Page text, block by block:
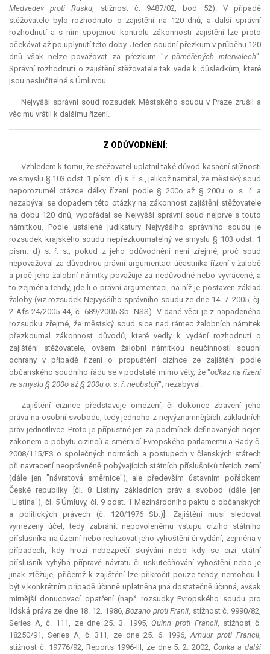
Medvedev proti Rusku, stížnost č. 9487/02, bod 52). V případě
stěžovatele bylo rozhodnuto o zajištění na 120 dnů, a další správní
rozhodnutí a s ním spojenou kontrolu zákonnosti zajištění lze proto
očekávat až po uplynutí této doby. Jeden soudní přezkum v průběhu 120
dnů však nelze považovat za přezkum "v přiměřených intervalech".
Správní rozhodnutí o zajištění stěžovatele tak vede k důsledkům, které
jsou neslučitelné s Úmluvou.
Nejvyšší správní soud rozsudek Městského soudu v Praze zrušil a
věc mu vrátil k dalšímu řízení.
Z ODŮVODNĚNÍ:
Vzhledem k tomu, že stěžovatel uplatnil také důvod kasační stížnosti
ve smyslu § 103 odst. 1 písm. d) s. ř. s., jelikož namítal, že městský soud
neporozuměl otázce délky řízení podle § 200o až § 200u o. s. ř. a
nezabýval se dopadem této otázky na zákonnost zajištění stěžovatele
na dobu 120 dnů, vypořádal se Nejvyšší správní soud nejprve s touto
námitkou. Podle ustálené judikatury Nejvyššího správního soudu je
rozsudek krajského soudu nepřezkoumatelný ve smyslu § 103 odst. 1
písm. d) s. ř. s., pokud z jeho odůvodnění není zřejmé, proč soud
nepovažoval za důvodnou právní argumentaci účastníka řízení v žalobě
a proč jeho žalobní námitky považuje za nedůvodné nebo vyvrácené, a
to zejména tehdy, jde-li o právní argumentaci, na níž je postaven základ
žaloby (viz rozsudek Nejvyššího správního soudu ze dne 14. 7. 2005, čj.
2 Afs 24/2005-44, č. 689/2005 Sb. NSS). V dané věci je z napadeného
rozsudku zřejmé, že městský soud sice nad rámec žalobních námitek
přezkoumal zákonnost důvodů, které vedly k vydání rozhodnutí o
zajištění stěžovatele, ovšem žalobní námitkou neúčinnosti soudní
ochrany v případě řízení o propuštění cizince ze zajištění podle
občanského soudního řádu se v podstatě mimo věty, že "odkaz na řízení
ve smyslu § 200o až § 200u o. s. ř. neobstojí", nezabýval.
Zajištění cizince představuje omezení, či dokonce zbavení jeho
práva na osobní svobodu; tedy jednoho z nejvýznamnějších základních
práv jednotlivce. Proto je přípustné jen za podmínek definovaných nejen
zákonem o pobytu cizinců a směrnicí Evropského parlamentu a Rady č.
2008/115/ES o společných normách a postupech v členských státech
při navracení neoprávněně pobývajících státních příslušníků třetích zemí
(dále jen "návratová směrnice"), ale především ústavním pořádkem
České republiky [čl. 8 Listiny základních práv a svobod (dále jen
"Listina"), čl. 5 Úmluvy, čl. 9 odst. 1 Mezinárodního paktu o občanských
a politických právech (č. 120/1976 Sb.)]. Zajištění musí sledovat
vymezený účel, tedy zabránit nepovolenému vstupu cizího státního
příslušníka na území nebo realizovat jeho vyhoštění či vydání, zejména v
případech, kdy hrozí nebezpečí skrývání nebo kdy se cizí státní
příslušník vyhýbá přípravě návratu či uskutečňování vyhoštění nebo je
jinak ztěžuje, přičemž k zajištění lze přikročit pouze tehdy, nemohou-li
být v konkrétním případě účinně uplatněna jiná dostatečně účinná, avšak
mírnější donucovací opatření (např. rozsudky Evropského soudu pro
lidská práva ze dne 18. 12. 1986,Bozano proti Franii, stížnost č. 9990/82,
Series A, č. 111, ze dne 25. 3. 1995,Quinn proti Francii, stížnost č.
18250/91, Series A, č. 311, ze dne 25. 6. 1996,Amuur proti Francii,
stížnost č. 19776/92, Reports 1996-III, ze dne 5. 2. 2002,Čonka a další